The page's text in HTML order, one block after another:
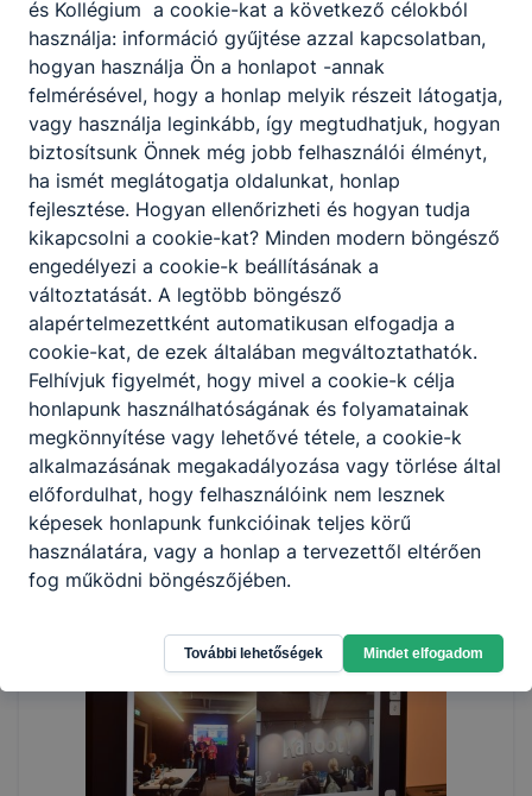
és Kollégium a cookie-kat a következő célokból
használja: információ gyűjtése azzal kapcsolatban,
hogyan használja Ön a honlapot -annak
felmérésével, hogy a honlap melyik részeit látogatja,
vagy használja leginkább, így megtudhatjuk, hogyan
biztosítsunk Önnek még jobb felhasználói élményt,
ha ismét meglátogatja oldalunkat, honlap
fejlesztése. Hogyan ellenőrizheti és hogyan tudja
kikapcsolni a cookie-kat? Minden modern böngésző
engedélyezi a cookie-k beállításának a
változtatását. A legtöbb böngésző
alapértelmezettként automatikusan elfogadja a
cookie-kat, de ezek általában megváltoztathatók.
Felhívjuk figyelmét, hogy mivel a cookie-k célja
honlapunk használhatóságának és folyamatainak
megkönnyítése vagy lehetővé tétele, a cookie-k
alkalmazásának megakadályozása vagy törlése által
előfordulhat, hogy felhasználóink nem lesznek
képesek honlapunk funkcióinak teljes körű
használatára, vagy a honlap a tervezettől eltérően
fog működni böngészőjében.
További lehetőségek Mindet elfogadom